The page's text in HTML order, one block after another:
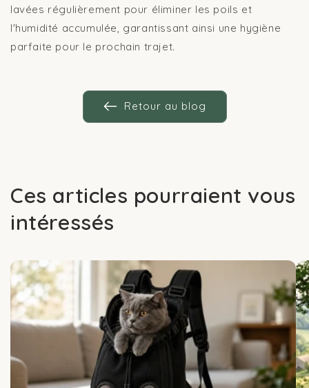
lavées régulièrement pour éliminer les poils et
l'humidité accumulée, garantissant ainsi une hygiène
parfaite pour le prochain trajet.
Retour au blog
Ces articles pourraient vous
intéressés